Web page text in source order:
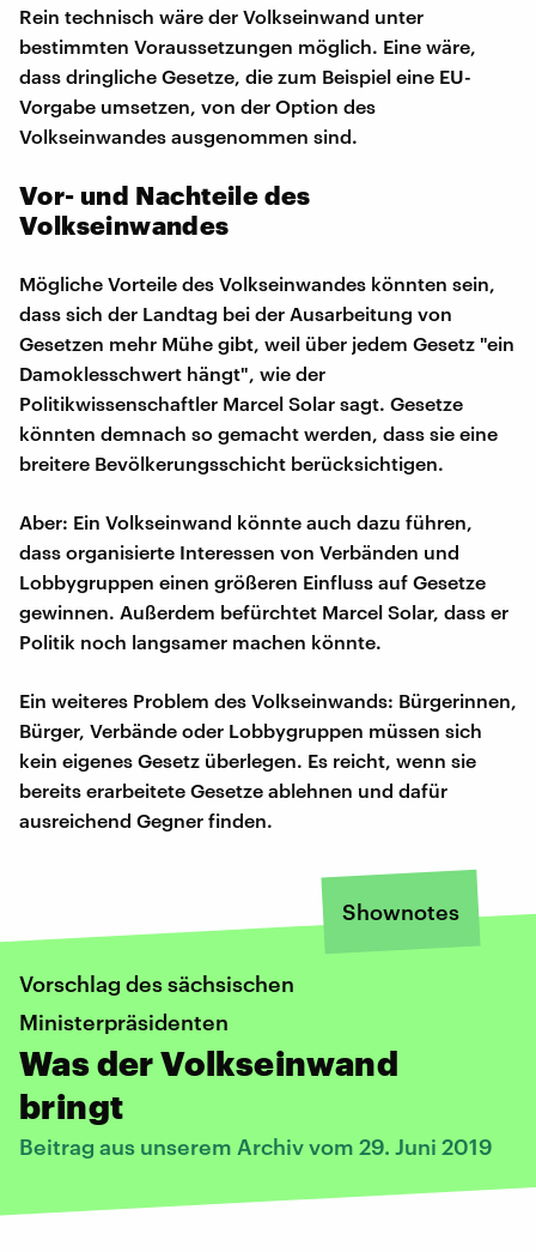
Rein technisch wäre der Volkseinwand unter
bestimmten Voraussetzungen möglich. Eine wäre,
dass dringliche Gesetze, die zum Beispiel eine EU-
Vorgabe umsetzen, von der Option des
Volkseinwandes ausgenommen sind.
Vor- und Nachteile des
Volkseinwandes
Mögliche Vorteile des Volkseinwandes könnten sein,
dass sich der Landtag bei der Ausarbeitung von
Gesetzen mehr Mühe gibt, weil über jedem Gesetz "ein
Damoklesschwert hängt", wie der
Politikwissenschaftler Marcel Solar sagt. Gesetze
könnten demnach so gemacht werden, dass sie eine
breitere Bevölkerungsschicht berücksichtigen.
Aber: Ein Volkseinwand könnte auch dazu führen,
dass organisierte Interessen von Verbänden und
Lobbygruppen einen größeren Einfluss auf Gesetze
gewinnen. Außerdem befürchtet Marcel Solar, dass er
Politik noch langsamer machen könnte.
Ein weiteres Problem des Volkseinwands: Bürgerinnen,
Bürger, Verbände oder Lobbygruppen müssen sich
kein eigenes Gesetz überlegen. Es reicht, wenn sie
bereits erarbeitete Gesetze ablehnen und dafür
ausreichend Gegner finden.
Shownotes
Vorschlag des sächsischen
Ministerpräsidenten
Was der Volkseinwand
bringt
Beitrag aus unserem Archiv vom 29. Juni 2019